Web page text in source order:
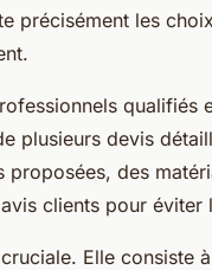
précisément les
qualifiés
plusieurs devis
des
clients pour éviter
Elle consiste